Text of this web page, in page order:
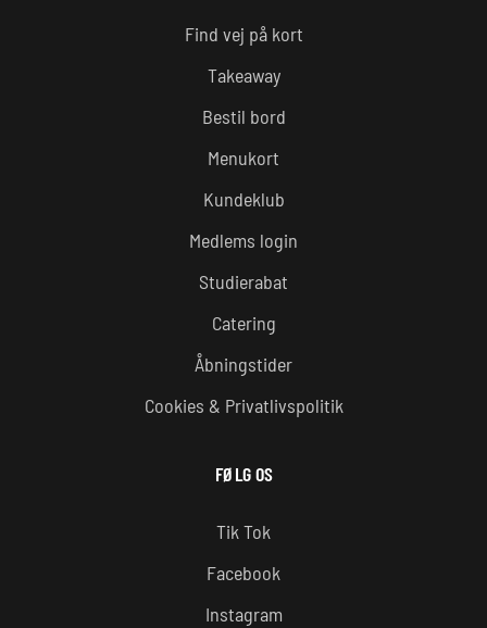
Find vej på kort
Takeaway
Bestil bord
Menukort
Kundeklub
Medlems login
Studierabat
Catering
Åbningstider
Cookies & Privatlivspolitik
FØLG OS
Tik Tok
Facebook
Instagram